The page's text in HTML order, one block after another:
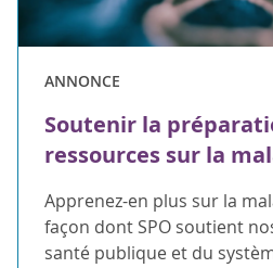
ANNONCE
Soutenir la
ressources sur la
Apprenez-en plus sur la
façon dont SPO soutient
santé publique et du